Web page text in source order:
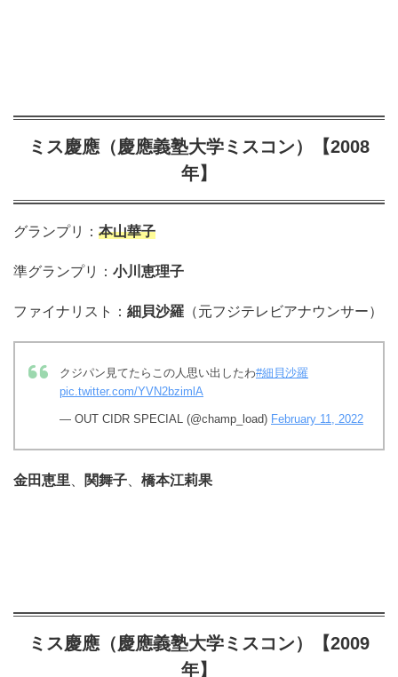
ミス慶應（慶應義塾大学ミスコン）【2008
年】
グランプリ： 本山華子
準グランプリ： 小川恵理子
ファイナリスト： 細貝沙羅 （元フジテレビアナウンサー）
クジパン見てたらこの人思い出したわ#細貝沙羅
pic.twitter.com/YVN2bzimlA
— OUT CIDR SPECIAL (@champ_load) February 11, 2022
金田恵里 関舞子 橋本江莉果
ミス慶應（慶應義塾大学ミスコン）【2009
年】